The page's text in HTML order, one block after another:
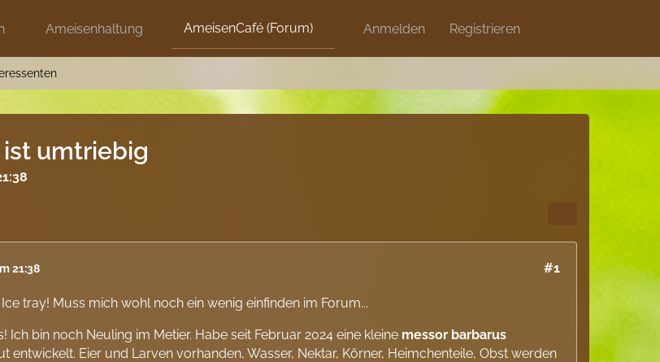
Anmelden Registrieren
Ameisenhaltung AmeisenCafé (Forum) Discord Artikel Blog
ist umtriebig
21:38 #1
tray! Muss mich wohl noch ein wenig einfinden im Forum...
Ich bin noch Neuling im Metier. Habe seit Februar 2024 eine kleine messor barbarus
entwickelt. Eier und Larven vorhanden, Wasser, Nektar, Körner, Heimchenteile, Obst werden